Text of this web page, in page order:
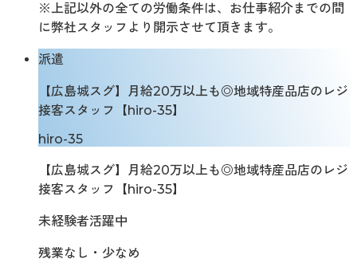
※上記以外の全ての労働条件は、お仕事紹介までの間
に弊社スタッフより開示させて頂きます。
派遣
【広島城スグ】月給20万以上も◎地域特産品店のレジ
接客スタッフ【hiro-35】
hiro-35
【広島城スグ】月給20万以上も◎地域特産品店のレジ
接客スタッフ【hiro-35】
未経験者活躍中
残業なし・少なめ